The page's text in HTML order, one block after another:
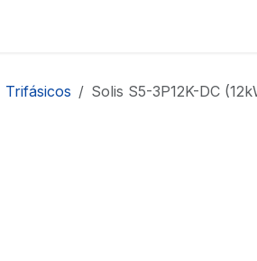
Trifásicos Solis S5-3P12K-DC